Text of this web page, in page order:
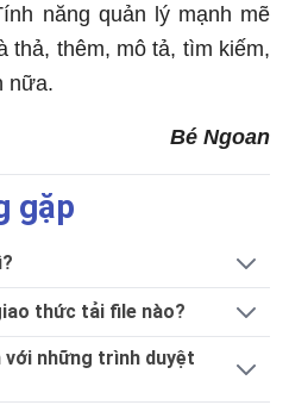
năng quản lý mạnh mẽ
thả, thêm, mô tả, tìm kiếm,
nữa.
Bé Ngoan
gặp
thức tải file nào?
những trình duyệt